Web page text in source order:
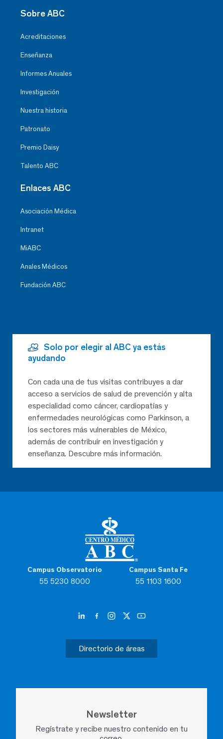
Campus Observatorio
55 5230 8000
Campus Santa Fe
55 1103 1600
Directorio de áreas
Newsletter
Regístrate y recibe nuestro contenido en tu
Sobre ABC
Acreditaciones
Enseñanza
Informes Anuales
Investigación
Nuestra historia
Patronato
Premio Daisy
Talento ABC
Enlaces ABC
Asociación Médica
Intranet
MiABC
Anales Médicos
Fundación ABC
Solo por elegir al ABC ya estás
ayudando
Con cada una de tus visitas contribuyes a dar
acceso a servicios de salud de prevención y alta
especialidad como cáncer, cardiopatías y
enfermedades neurológicas como Parkinson, a
los sectores más vulnerables de México,
además de contribuir en investigación y
enseñanza. Descubre más información.